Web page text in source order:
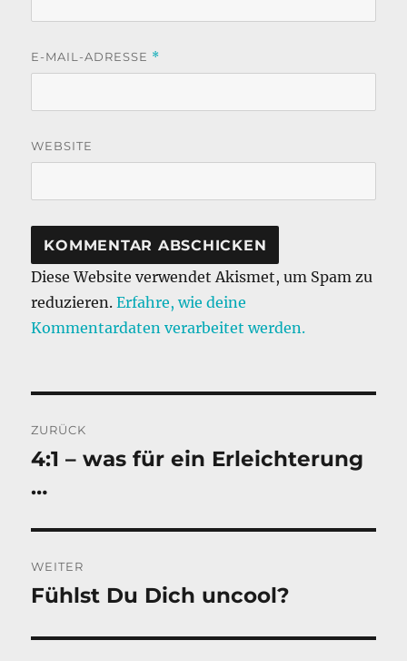
E-MAIL-ADRESSE *
WEBSITE
Diese Website verwendet Akismet, um Spam zu
reduzieren.Erfahre, wie deine
Kommentardaten verarbeitet werden.
ZURÜCK
Vorheriger
4:1 – was für ein Erleichterung
…
WEITER
Nächster
Fühlst Du Dich uncool?